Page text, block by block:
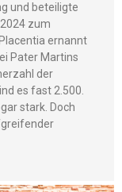
und beteiligte
zum
ernannt
Pater Martins
der
es fast 2.500.
stark. Doch